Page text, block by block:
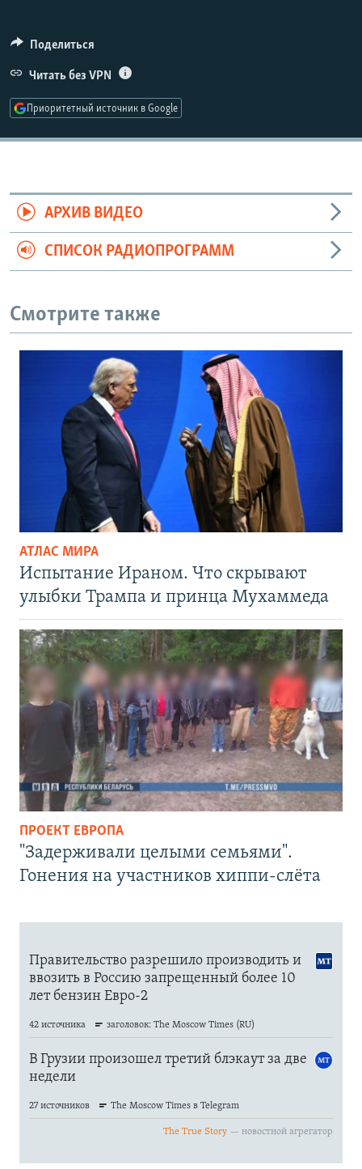
ПОДПИШИТЕСЬ НА РАССЫЛКУ
Все сайты РСЕ/РС
Поделиться
Читать без VPN
Приоритетный источник в Google
АРХИВ ВИДЕО
СПИСОК РАДИОПРОГРАММ
Смотрите также
АТЛАС МИРА
Испытание Ираном. Что скрывают
улыбки Трампа и принца Мухаммеда
ПРОЕКТ ЕВРОПА
"Задерживали целыми семьями".
Гонения на участников хиппи-слёта